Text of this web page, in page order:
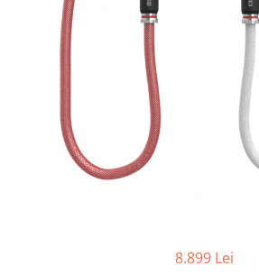
8.899 Lei